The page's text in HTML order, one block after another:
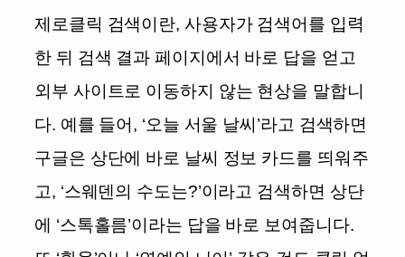
제로클릭 검색이란, 사용자가 검색어를 입력
한 뒤 검색 결과 페이지에서 바로 답을 얻고
외부 사이트로 이동하지 않는 현상을 말합니
다. 예를 들어, ‘오늘 서울 날씨’라고 검색하면
구글은 상단에 바로 날씨 정보 카드를 띄워주
고, ‘스웨덴의 수도는?’이라고 검색하면 상단
에 ‘스톡홀름’이라는 답을 바로 보여줍니다.